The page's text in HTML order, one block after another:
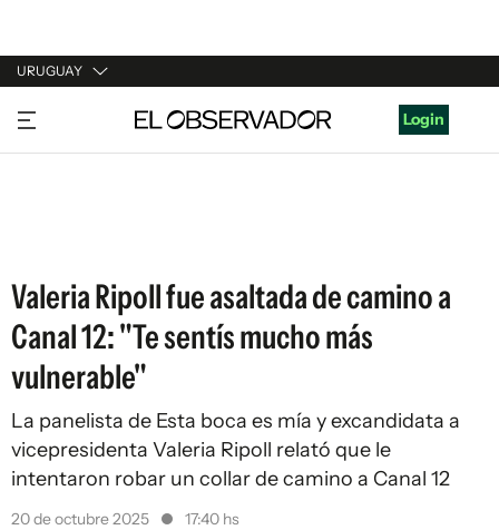
URUGUAY
URUGUAY
ARGENTINA
Login
Valeria Ripoll fue asaltada de camino a
Canal 12: "Te sentís mucho más
vulnerable"
La panelista de Esta boca es mía y excandidata a
vicepresidenta Valeria Ripoll relató que le
intentaron robar un collar de camino a Canal 12
20 de octubre 2025 17:40 hs